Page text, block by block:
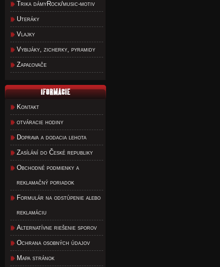
Trika dámyRock/music-motiv
Uteráky
Vlajky
Vybijáky, zicherky, pyramidy
Zapaľovače
Kontakt
otváracie hodiny
Doprava a dodacia lehota
Zasílání do České republiky
Obchodné podmienky a
reklamačný poriadok
Formulár na odstúpenie alebo
reklamáciu
Alternatívne riešenie sporov
Ochrana osobných údajov
Mapa stránok